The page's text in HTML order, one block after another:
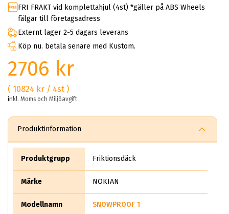
FRI FRAKT vid komplettahjul (4st) *gäller på ABS Wheels
fälgar till företagsadress
Externt lager 2-5 dagars leverans
Köp nu. betala senare med Kustom.
2706 kr
( 10824 kr / 4st )
inkl. Moms och Miljöavgift
Produktinformation
Produktgrupp Friktionsdäck
Märke NOKIAN
Modellnamn SNOWPROOF 1